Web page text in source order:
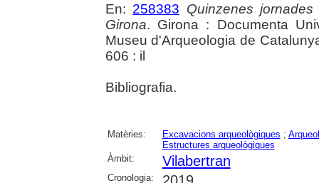
En: 258383 Quinzenes
Girona. Girona : Documenta
Museu d'Arqueologia de
606 : il
Bibliografia.
Matèries: Excavacions arqueològiques ;
Estructures arqueològiques
Àmbit:
Vilabertran
Cronologia: 2019